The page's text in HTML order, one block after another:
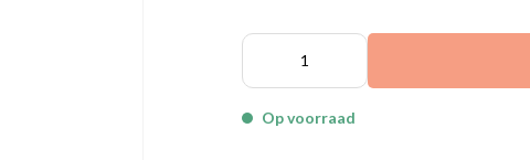
Op voorraad